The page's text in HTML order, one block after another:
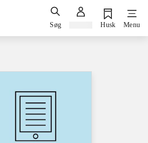
Søg Husk Menu